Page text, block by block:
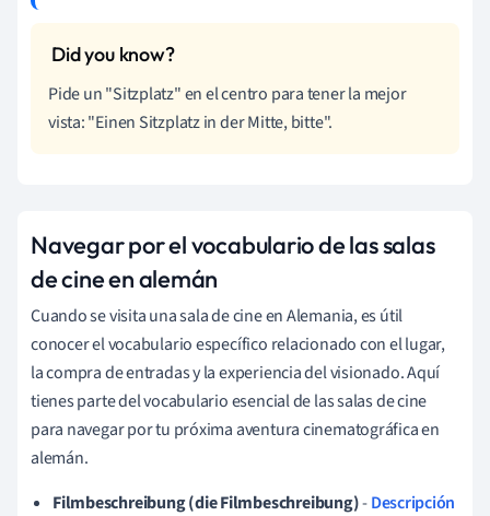
Pide un "Sitzplatz" en el centro para tener la mejor
vista: "Einen Sitzplatz in der Mitte, bitte".
Navegar por el vocabulario de las salas
de cine en alemán
Cuando se visita una sala de cine en Alemania, es útil
conocer el vocabulario específico relacionado con el lugar,
la compra de entradas y la experiencia del visionado. Aquí
tienes parte del vocabulario esencial de las salas de cine
para navegar por tu próxima aventura cinematográfica en
alemán.
Filmbeschreibung (die Filmbeschreibung)-Descripción